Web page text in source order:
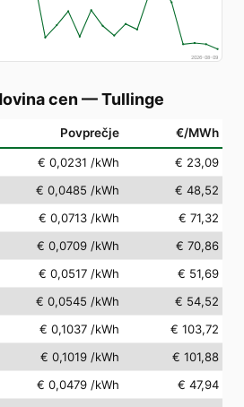
2026-08-09
cen —Tullinge
Povprečje €/MWh
€ 0,0231 /kWh
€ 23,09
€ 0,0485 /kWh
€ 48,52
€ 0,0713 /kWh
€ 71,32
€ 0,0709 /kWh
€ 70,86
€ 0,0517 /kWh
€ 51,69
€ 0,0545 /kWh
€ 54,52
€ 0,1037 /kWh
€ 103,72
€ 0,1019 /kWh
€ 101,88
€ 0,0479 /kWh
€ 47,94